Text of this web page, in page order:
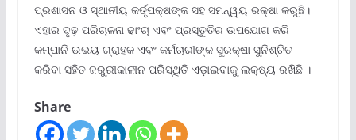
ପ୍ରଶାସନ ଓ ସ୍ଥାନୀୟ କର୍ତୃପକ୍ଷଙ୍କ ସହ ସମନ୍ୱୟ ରକ୍ଷା କରୁଛି।
ଏହାର ଦୃଢ଼ ପରିଚାଳନା ଢାଂଚା ଏବଂ ପ୍ରସ୍ତୁତିର ଉପଯୋଗ କରି
କମ୍ପାନି ଉଭୟ ଗ୍ରାହକ ଏବଂ କର୍ମଚାରୀଙ୍କ ସୁରକ୍ଷା ସୁନିଶ୍ଚିତ
କରିବା ସହିତ ଜରୁରୀକାଳୀନ ପରିସ୍ଥିତି ଏଡ଼ାଇବାକୁ ଲକ୍ଷ୍ୟ ରଖିଛି ।
Share